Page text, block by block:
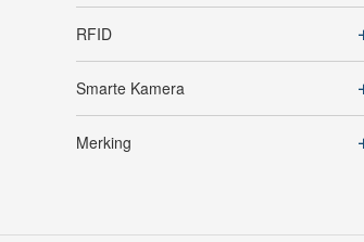
RFID
Smarte Kamera
Merking